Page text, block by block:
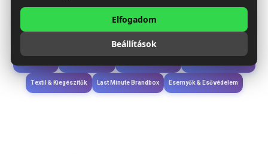
Étkezés & Ivás
Wellness & Ápolás
Textil & Kiegészítők Last Minute Brandbox Esernyők & Esővédelem
Elfogadom
Beállítások